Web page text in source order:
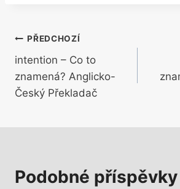
Navigace
pro
příspěvek
PŘEDCHOZÍ
intention – Co to
znamená? Anglicko-
Český Překladač
Podobné příspěvky